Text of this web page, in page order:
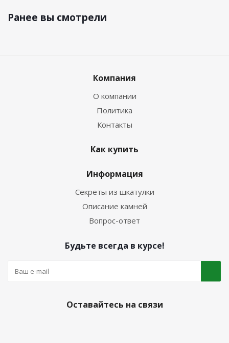
Ранее вы смотрели
Компания
О компании
Политика
Контакты
Как купить
Информация
Секреты из шкатулки
Описание камней
Вопрос-ответ
Будьте всегда в курсе!
Оставайтесь на связи